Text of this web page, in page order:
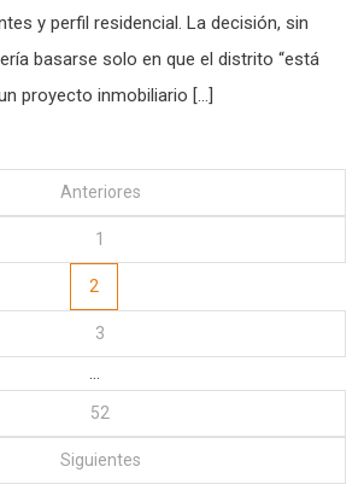
y perfil residencial. La decisión, sin
basarse solo en que el distrito “está
proyecto inmobiliario […]
Anteriores
1
2
3
…
52
Siguientes